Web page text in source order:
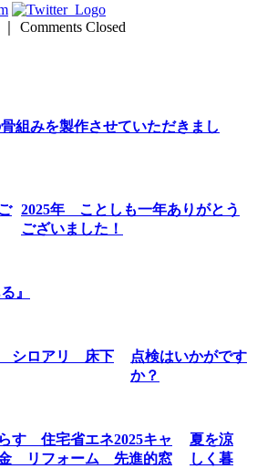
Comments Closed
組みを製作させていただきまし
2025年 ことしも一年ありがとう
ございました！
』
点検はいかがです
か？
夏を涼
しく暮